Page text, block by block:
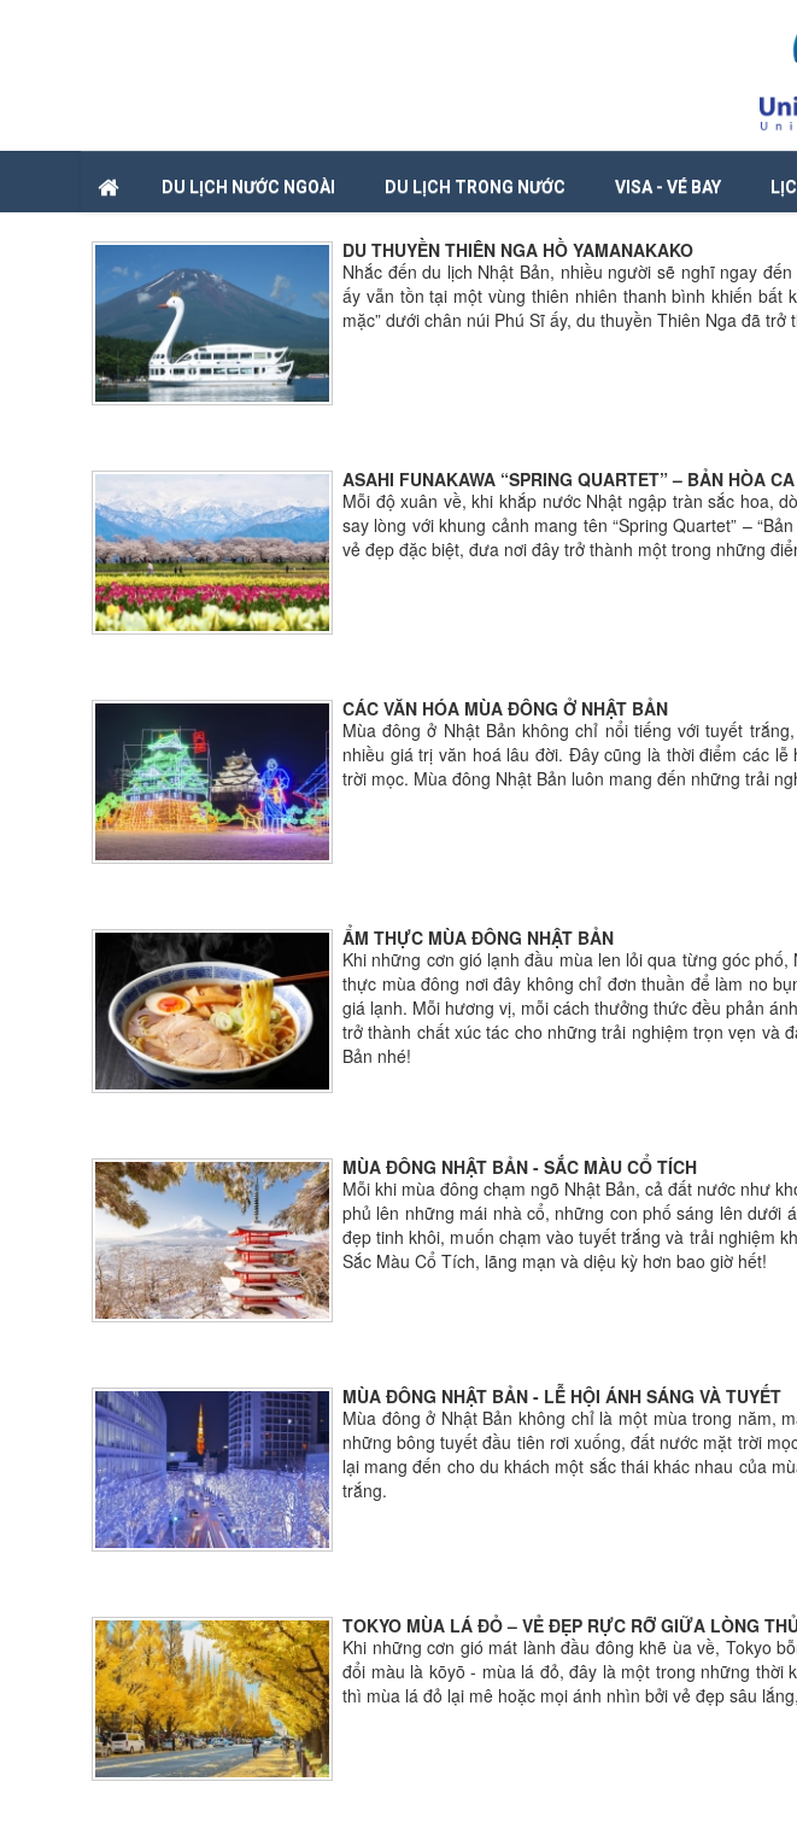
DU LỊCH NƯỚC NGOÀI DU LỊCH TRONG NƯỚC VISA - VÉ BAY
DU THUYỀN THIÊN NGA HỒ YAMANAKAKO
Nhắc đến du lịch Nhật Bản, nhiều người sẽ nghĩ ngay
ấy vẫn tồn tại một vùng thiên nhiên thanh bình khiến bất
mặc” dưới chân núi Phú Sĩ ấy, du thuyền Thiên Nga đã
ASAHI FUNAKAWA “SPRING QUARTET” – BẢN HÒA
Mỗi độ xuân về, khi khắp nước Nhật ngập tràn sắc hoa,
say lòng với khung cảnh mang tên “Spring Quartet” –
vẻ đẹp đặc biệt, đưa nơi đây trở thành một trong những
CÁC VĂN HÓA MÙA ĐÔNG Ở NHẬT BẢN
Mùa đông ở Nhật Bản không chỉ nổi tiếng với tuyết
nhiều giá trị văn hoá lâu đời. Đây cũng là thời điểm các
trời mọc. Mùa đông Nhật Bản luôn mang đến những trải
ẨM THỰC MÙA ĐÔNG NHẬT BẢN
Khi những cơn gió lạnh đầu mùa len lỏi qua từng góc
thực mùa đông nơi đây không chỉ đơn thuần để làm no
giá lạnh. Mỗi hương vị, mỗi cách thưởng thức đều phản
trở thành chất xúc tác cho những trải nghiệm trọn vẹn và
Bản nhé!
MÙA ĐÔNG NHẬT BẢN - SẮC MÀU CỔ TÍCH
Mỗi khi mùa đông chạm ngõ Nhật Bản, cả đất nước như
phủ lên những mái nhà cổ, những con phố sáng lên dưới
đẹp tinh khôi, muốn chạm vào tuyết trắng và trải nghiệm
Sắc Màu Cổ Tích, lãng mạn và diệu kỳ hơn bao giờ hết!
MÙA ĐÔNG NHẬT BẢN - LỄ HỘI ÁNH SÁNG VÀ TUYẾT
Mùa đông ở Nhật Bản không chỉ là một mùa trong năm,
những bông tuyết đầu tiên rơi xuống, đất nước mặt trời
lại mang đến cho du khách một sắc thái khác nhau của
trắng.
TOKYO MÙA LÁ ĐỎ – VẺ ĐẸP RỰC RỠ GIỮA LÒNG
Khi những cơn gió mát lành đầu đông khẽ ùa về, Tokyo
đổi màu là kōyō - mùa lá đỏ, đây là một trong những thời
thì mùa lá đỏ lại mê hoặc mọi ánh nhìn bởi vẻ đẹp sâu